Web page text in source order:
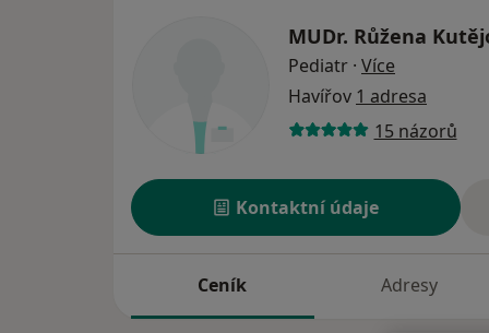
MUDr. Růžena
Pediatr · Více
Havířov 1 adresa
15 názorů
Kontaktní údaje
Ceník Adresy